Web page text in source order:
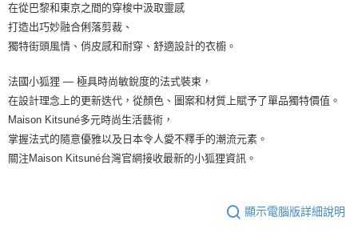
在從巴黎和東京之間的穿梭中汲取靈感
打造出巧妙融合俐落剪裁、
獨特街頭風情、俏皮感和耐穿、舒適設計的衣櫥。
法國小狐狸 — 極具時尚敏銳度的法式裝束，
在設計理念上的更新迭代，從顏色、圖案和材質上賦予了單品獨特價值。
Maison Kitsuné多元時尚生活藝術，
掌握法式的隨意優雅以及日本令人愛不釋手的潮流元素。
關注Maison Kitsuné台灣官網接收最新的小狐狸資訊。
顯示電腦版詳細說明